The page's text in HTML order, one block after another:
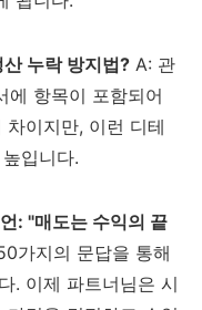
누락 방지법? A: 관
에 항목이 포함되어
이지만, 이런 디테
입니다.
: "매도는 수익의 끝
가지의 문답을 통해
. 이제 파트너님은 시